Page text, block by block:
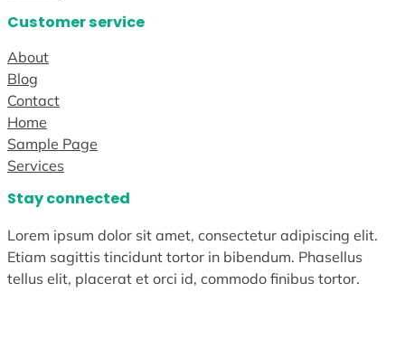
Customer service
About
Blog
Contact
Home
Sample Page
Services
Stay connected
Lorem ipsum dolor sit amet, consectetur adipiscing elit.
Etiam sagittis tincidunt tortor in bibendum. Phasellus
tellus elit, placerat et orci id, commodo finibus tortor.